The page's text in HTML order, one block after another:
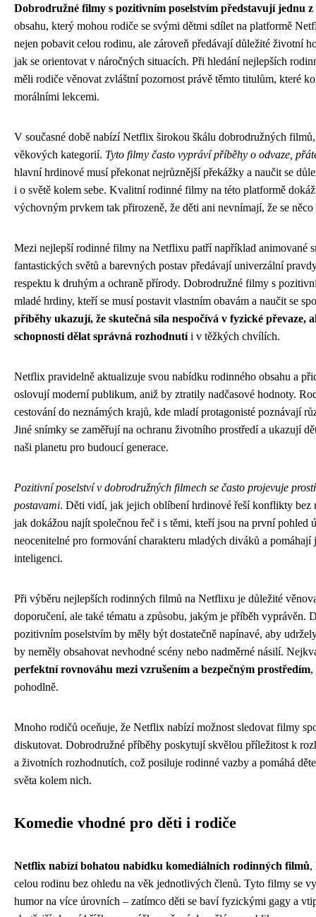
Dobrodružné filmy s pozitivním poselstvím představují jednu
obsahu, který mohou rodiče se svými dětmi sdílet na platformě
nejen pobavit celou rodinu, ale zároveň předávají důležité životní
jak se orientovat v náročných situacích. Při hledání nejlepších
měli rodiče věnovat zvláštní pozornost právě těmto titulům, které
morálními lekcemi.
V současné době nabízí Netflix širokou škálu dobrodružných
věkových kategorií. Tyto filmy často vypráví příběhy o odvaze,
hlavní hrdinové musí překonat nejrůznější překážky a naučit se
i o světě kolem sebe. Kvalitní rodinné filmy na této platformě
výchovným prvkem tak přirozeně, že děti ani nevnímají, že se něco
Mezi nejlepší rodinné filmy na Netflixu patří například animované
fantastických světů a barevných postav předávají univerzální
respektu k druhým a ochraně přírody. Dobrodružné filmy s
mladé hrdiny, kteří se musí postavit vlastním obavám a naučit se
příběhy ukazují, že skutečná síla nespočívá v fyzické převaze,
schopnosti dělat správná rozhodnutíi v těžkých chvílích.
Netflix pravidelně aktualizuje svou nabídku rodinného obsahu a
oslovují moderní publikum, aniž by ztratily nadčasové hodnoty.
cestování do neznámých krajů, kde mladí protagonisté poznávají
Jiné snímky se zaměřují na ochranu životního prostředí a ukazují
naši planetu pro budoucí generace.
Pozitivní poselství v dobrodružných filmech se často projevuje
postavami. Děti vidí, jak jejich oblíbení hrdinové řeší konflikty bez
jak dokážou najít společnou řeč i s těmi, kteří jsou na první pohled
neocenitelné pro formování charakteru mladých diváků a
inteligenci.
Při výběru nejlepších rodinných filmů na Netflixu je důležité
doporučení, ale také tématu a způsobu, jakým je příběh vyprávěn.
pozitivním poselstvím by měly být dostatečně napínavé, aby
by neměly obsahovat nevhodné scény nebo nadměrné násilí.
perfektní rovnováhu mezi vzrušením a bezpečným prostředím,
pohodlně.
Mnoho rodičů oceňuje, že Netflix nabízí možnost sledovat filmy
diskutovat. Dobrodružné příběhy poskytují skvělou příležitost k
a životních rozhodnutích, což posiluje rodinné vazby a pomáhá
světa kolem nich.
Komedie vhodné pro děti i rodiče
Netflix nabízí bohatou nabídku komediálních rodinných filmů,
celou rodinu bez ohledu na věk jednotlivých členů. Tyto filmy se
humor na více úrovních – zatímco děti se baví fyzickými gagy a